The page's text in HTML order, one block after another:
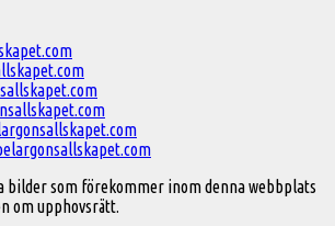
bilder som förekommer inom denna webbplats
om upphovsrätt.